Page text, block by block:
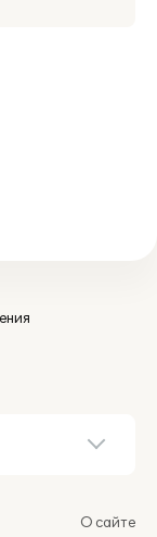
О сайте